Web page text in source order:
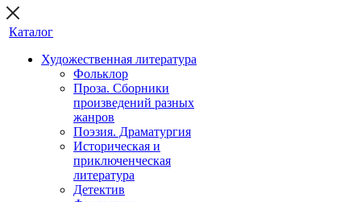
Каталог
Художественная литература
Фольклор
Проза. Сборники
произведений разных
жанров
Поэзия. Драматургия
Историческая и
приключенческая
литература
Детектив